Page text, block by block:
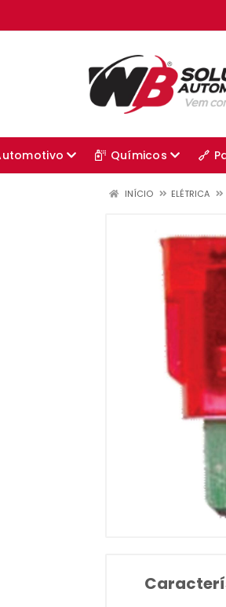
Químicos
INÍCIO ELÉTRICA